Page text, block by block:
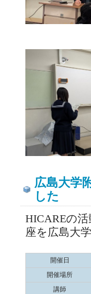
広島大学
した
HICAREの
座を広島大
開催日
開催場所
講師